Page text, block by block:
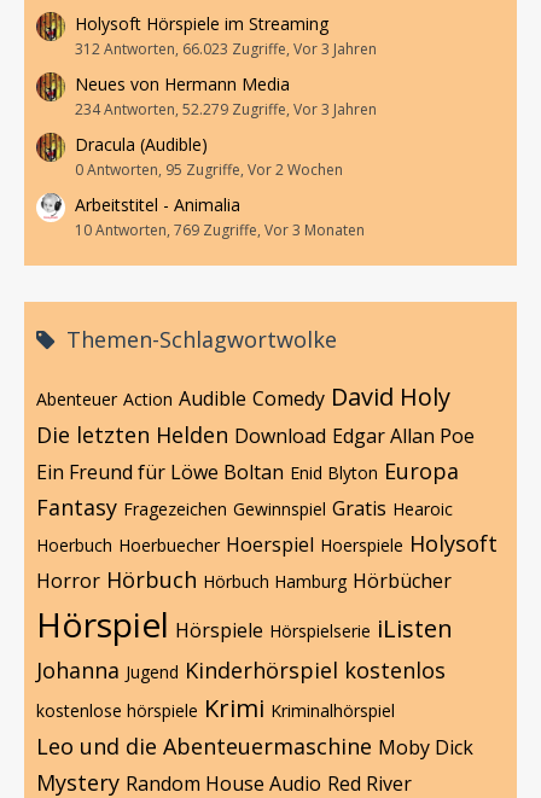
Holysoft Hörspiele im Streaming
312 Antworten, 66.023 Zugriffe, Vor 3 Jahren
Neues von Hermann Media
234 Antworten, 52.279 Zugriffe, Vor 3 Jahren
Dracula (Audible)
0 Antworten, 95 Zugriffe, Vor 2 Wochen
Arbeitstitel - Animalia
10 Antworten, 769 Zugriffe, Vor 3 Monaten
Themen-Schlagwortwolke
Abenteuer Action Audible Comedy David Holy
Die letzten Helden Download Edgar Allan Poe
Ein Freund für Löwe Boltan Enid Blyton Europa
Fantasy Fragezeichen Gewinnspiel Gratis Hearoic
Hoerbuch Hoerbuecher Hoerspiel Hoerspiele Holysoft
Horror Hörbuch Hörbuch Hamburg Hörbücher
Hörspiel Hörspiele Hörspielserie iListen
Johanna Jugend Kinderhörspiel kostenlos
kostenlose hörspiele Krimi Kriminalhörspiel
Leo und die Abenteuermaschine Moby Dick
Mystery Random House Audio Red River